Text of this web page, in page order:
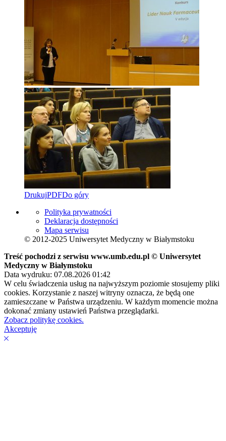
DrukujPDFDo góry
Polityka prywatności
Deklaracja dostępności
Mapa serwisu
© 2012-2025 Uniwersytet Medyczny w Białymstoku
Treść pochodzi z serwisu www.umb.edu.pl © Uniwersytet
Medyczny w Białymstoku
Data wydruku: 07.08.2026 01:42
W celu świadczenia usług na najwyższym poziomie stosujemy pliki
cookies. Korzystanie z naszej witryny oznacza, że będą one
zamieszczane w Państwa urządzeniu. W każdym momencie można
dokonać zmiany ustawień Państwa przeglądarki.
Zobacz politykę cookies.
Akceptuję